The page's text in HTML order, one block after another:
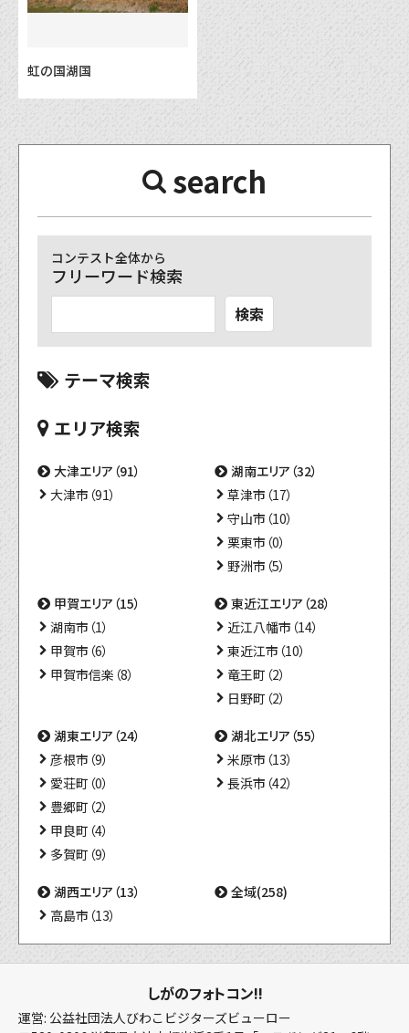
虹の国湖国
search
コンテスト全体から
フリーワード検索
検索
テーマ検索
エリア検索
大津エリア（91）
大津市（91）
湖南エリア（32）
草津市（17）
守山市（10）
栗東市（0）
野洲市（5）
甲賀エリア（15）
湖南市（1）
甲賀市（6）
甲賀市信楽（8）
東近江エリア（28）
近江八幡市（14）
東近江市（10）
竜王町（2）
日野町（2）
湖東エリア（24）
彦根市（9）
愛荘町（0）
豊郷町（2）
甲良町（4）
多賀町（9）
湖北エリア（55）
米原市（13）
長浜市（42）
湖西エリア（13）
高島市（13）
全域(258)
しがのフォトコン!!
運営: 公益社団法人びわこビジターズビューロー